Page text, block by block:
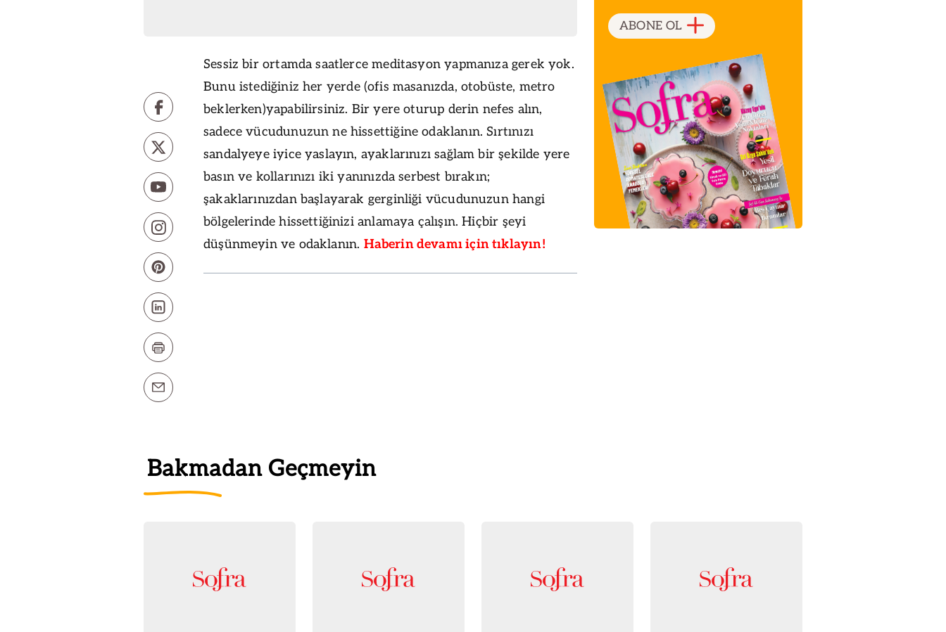
Sessiz bir ortamda saatlerce meditasyon yapmanıza gerek yok.
Bunu istediğinizher yerde (ofis masanızda, otobüste, metro
beklerken)yapabilirsiniz. Bir yere oturup derin nefes alın,
sadece vücudunuzun ne hissettiğine odaklanın. Sırtınızı
sandalyeye iyice yaslayın, ayaklarınızısağlam bir şekilde yere
basın ve kollarınızı iki yanınızda serbest bırakın;
şakaklarınızdan başlayarak gerginliği vücudunuzun hangi
bölgelerinde hissettiğinizi anlamaya çalışın. Hiçbir şeyi
düşünmeyin ve odaklanın. Haberin devamı için tıklayın!
ABONE OL
Bakmadan Geçmeyin